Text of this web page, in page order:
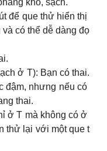
để que thử hiển thị
và có thể dễ dàng đọ
ở T): Bạn có thai.
đậm, nhưng nếu có
thai.
ở T mà không có ở
thử lại với một que t